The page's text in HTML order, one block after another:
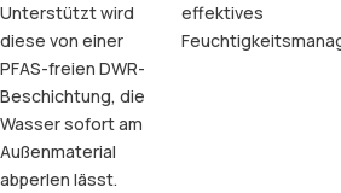
Unterstützt wird
diese von einer
PFAS-freien DWR-
Beschichtung, die
Wasser sofort am
Außenmaterial
abperlen lässt.
effektives